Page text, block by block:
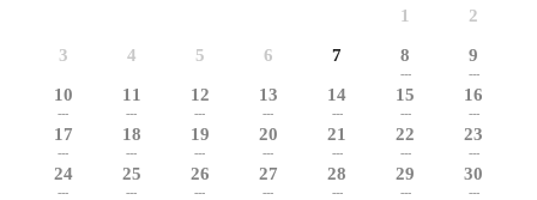
1 2
3 4 5 6 7 8
---
9
---
10
---
11
---
12
---
13
---
14
---
15
---
16
---
17
---
18
---
19
---
20
---
21
---
22
---
23
---
24
---
25
---
26
---
27
---
28
---
29
---
30
---